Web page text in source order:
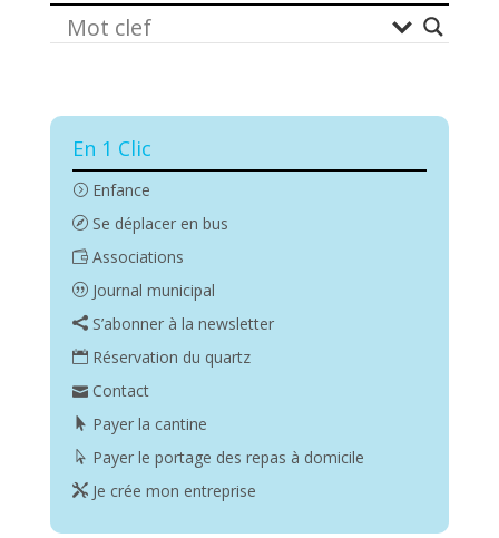
En 1 Clic
Enfance
Se déplacer en bus
Associations
Journal municipal
S’abonner à la newsletter
Réservation du quartz
Contact
Payer la cantine
Payer le portage des repas à domicile
Je crée mon entreprise